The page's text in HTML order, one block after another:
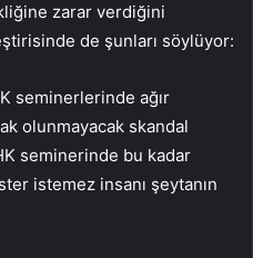
zarar verdiğini
de şunları söylüyor:
seminerlerinde ağır
olunmayacak skandal
seminerinde bu kadar
istemez insanı şeytanın